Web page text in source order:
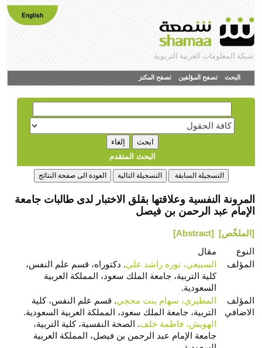
English
شبكة المعلومات العربية التربوية
البحث تصفح المؤلفين تصفح المكنز
البحث المتقدم
المرونة النفسية وعلاقتها بقلق الاختبار لدى طالبات جامعة
الإمام عبد الرحمن بن فيصل
[الملخّص] [Abstract]
النوع
مقال
المؤلف
السبيعي، نوره راشد علي. دكتوراه، قسم علم النفس،
كلية التربية، جامعة الملك سعود، المملكة العربية
السعودية.
المؤلف
الاضافي
المطيري، سهام بنت محجي. قسم علم النفس، كلية
التربية، جامعة الملك سعود، المملكة العربية السعودية.
الهويش، فاطمة خلف. الصحة النفسية، كلية التربية،
جامعة الإمام عبد الرحمن بن فيصل، المملكة العربية